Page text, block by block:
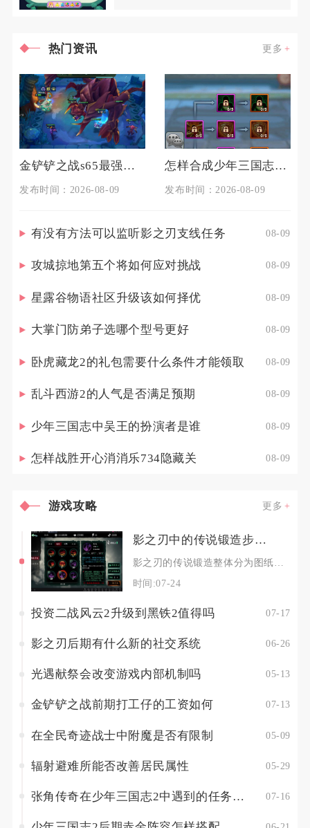
热门资讯 更多
金铲铲之战s65最强阵容是什么
发布时间：2026-08-09
怎样合成少年三国志二中的极品宝物
发布时间：2026-08-09
有没有方法可以监听影之刃支线任务 08-09
攻城掠地第五个将如何应对挑战 08-09
星露谷物语社区升级该如何择优 08-09
大掌门防弟子选哪个型号更好 08-09
卧虎藏龙2的礼包需要什么条件才能领取 08-09
乱斗西游2的人气是否满足预期 08-09
少年三国志中吴王的扮演者是谁 08-09
怎样战胜开心消消乐734隐藏关 08-09
游戏攻略 更多
影之刃中的传说锻造步骤是什么
时间:07-24
投资二战风云2升级到黑铁2值得吗 07-17
影之刃后期有什么新的社交系统 06-26
光遇献祭会改变游戏内部机制吗 05-13
金铲铲之战前期打工仔的工资如何 07-13
在全民奇迹战士中附魔是否有限制 05-09
辐射避难所能否改善居民属性 05-29
张角传奇在少年三国志2中遇到的任务有何特点 07-16